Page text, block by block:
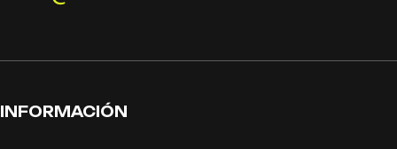
INFORMACIÓN